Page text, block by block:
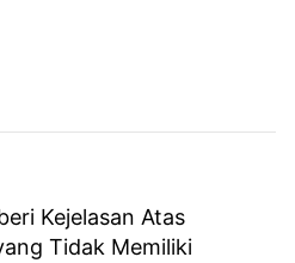
Kejelasan Atas
Tidak Memiliki